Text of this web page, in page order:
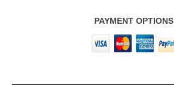
PAYMENT OPTIONS